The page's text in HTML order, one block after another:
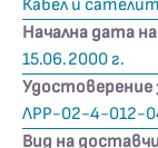
Кабел и сателит
Начална дата
15.06.2000 г.
Удостоверение
ЛРР-02-4-012-
Вид на